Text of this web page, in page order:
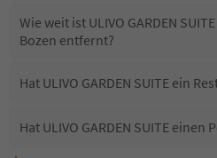
Wie weit ist ULIVO GARDEN
Bozen entfernt?
Hat ULIVO GARDEN SUITE ein
Hat ULIVO GARDEN SUITE einen